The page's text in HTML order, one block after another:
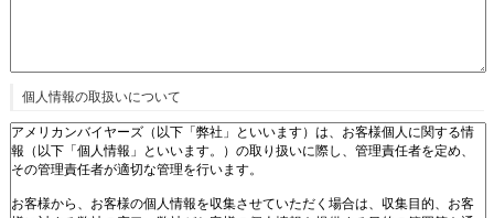
個人情報の取扱いについて